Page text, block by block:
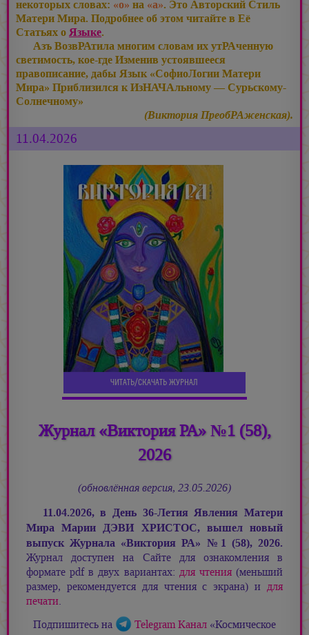
некоторых словах: «о» на «а». Это Авторский Стиль
Матери Мира. Подробнее об этом читайте в Её
Статьях оЯзыке.
Азъ ВозвРАтила многим словам их утРАченную
светимость, кое-где Изменив устоявшееся
правописание, дабы Язык «СофиоЛогии Матери
Мира» Приблизился к ИзНАЧАльному — Сурьскому-
Солнечному»
(Виктория ПреобРАженская).
11.04.2026
ЧИТАТЬ/СКАЧАТЬ ЖУРНАЛ
Журнал «Виктория РА» №1 (58),
2026
(обновлённая версия, 23.05.2026)
11.04.2026, в День 36-Летия Явления Матери
МираМарии ДЭВИ ХРИСТОС,вышел новый
выпуск Журнала «Виктория РА» № 1 (58), 2026.
Журнал доступен на Сайте для ознакомления в
формате pdf в двух вариантах: для чтения(меньший
размер, рекомендуется для чтения с экрана) и для
печати.
Подпишитесь на
Telegram Канал «Космическое